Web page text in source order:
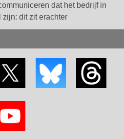
dat het bedrijf in
dit zit erachter